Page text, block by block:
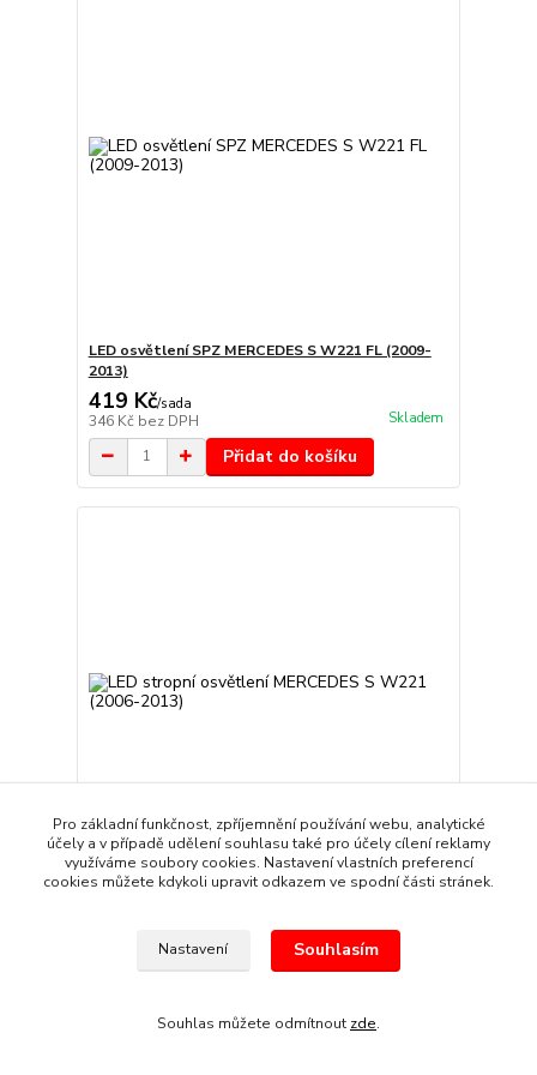
LED osvětlení SPZ MERCEDES S W221 FL (2009-
2013)
419 Kč/sada
346 Kč bez DPH Skladem
Přidat do košíku
LED stropní osvětlení MERCEDES S W221 (2006-
/sada
bez DPH
Pro základní funkčnost, zpříjemnění používání webu, analytické
účely a v případě udělení souhlasu také pro účely cílení reklamy
využíváme soubory cookies. Nastavení vlastních preferencí
cookies můžete kdykoli upravit odkazem ve spodní části stránek.
Nastavení Souhlasím
Souhlas můžete odmítnout zde.